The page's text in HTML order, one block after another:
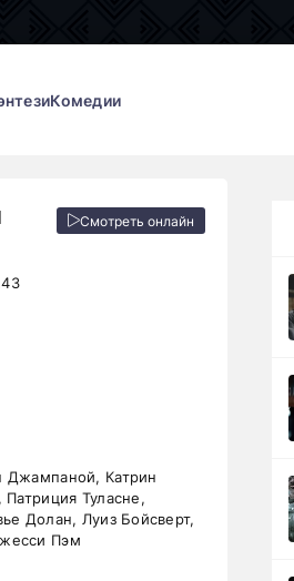
Комедии
Смотреть онлайн
Джампаной, Катрин
Туласне,
Долан, Луиз Бойсверт,
Пэм